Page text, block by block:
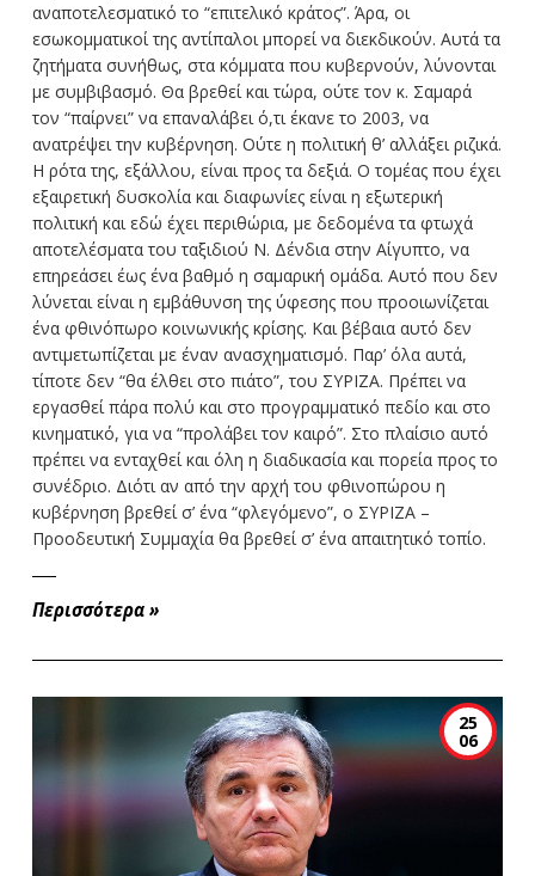
αναποτελεσματικό το “επιτελικό κράτος”. Άρα, οι
εσωκομματικοί της αντίπαλοι μπορεί να διεκδικούν. Αυτά τα
ζητήματα συνήθως, στα κόμματα που κυβερνούν, λύνονται
με συμβιβασμό. Θα βρεθεί και τώρα, ούτε τον κ. Σαμαρά
τον “παίρνει” να επαναλάβει ό,τι έκανε το 2003, να
ανατρέψει την κυβέρνηση. Ούτε η πολιτική θ’ αλλάξει ριζικά.
Η ρότα της, εξάλλου, είναι προς τα δεξιά. Ο τομέας που έχει
εξαιρετική δυσκολία και διαφωνίες είναι η εξωτερική
πολιτική και εδώ έχει περιθώρια, με δεδομένα τα φτωχά
αποτελέσματα του ταξιδιού Ν. Δένδια στην Αίγυπτο, να
επηρεάσει έως ένα βαθμό η σαμαρική ομάδα. Αυτό που δεν
λύνεται είναι η εμβάθυνση της ύφεσης που προοιωνίζεται
ένα φθινόπωρο κοινωνικής κρίσης. Και βέβαια αυτό δεν
αντιμετωπίζεται με έναν ανασχηματισμό. Παρ’ όλα αυτά,
τίποτε δεν “θα έλθει στο πιάτο”, του ΣΥΡΙΖΑ. Πρέπει να
εργασθεί πάρα πολύ και στο προγραμματικό πεδίο και στο
κινηματικό, για να “προλάβει τον καιρό”. Στο πλαίσιο αυτό
πρέπει να ενταχθεί και όλη η διαδικασία και πορεία προς το
συνέδριο. Διότι αν από την αρχή του φθινοπώρου η
κυβέρνηση βρεθεί σ’ ένα “φλεγόμενο”, ο ΣΥΡΙΖΑ –
Προοδευτική Συμμαχία θα βρεθεί σ’ ένα απαιτητικό τοπίο.
Περισσότερα »
25
06